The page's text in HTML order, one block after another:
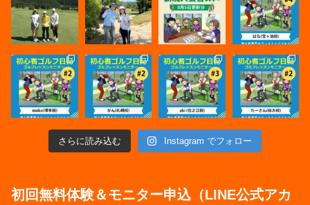
さらに読み込む Instagram でフォロー
初回無料体験＆モニター申込（LINE公式アカ